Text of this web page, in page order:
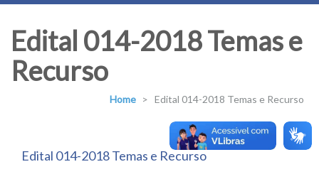
Edital 014-2018 Temas e
Recurso
Home > Edital 014-2018 Temas e Recurso
Edital 014-2018 Temas e Recurso